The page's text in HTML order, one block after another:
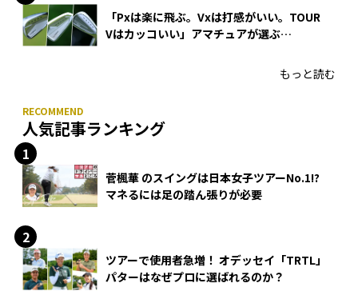
「Pxは楽に飛ぶ。Vxは打感がいい。TOUR
Vはカッコいい」アマチュアが選ぶ
もっと読む
人気記事ランキング
菅楓華 のスイングは日本女子ツアーNo.1!?
マネるには足の踏ん張りが必要
ツアーで使用者急増！ オデッセイ「TRTL」
パターはなぜプロに選ばれるのか？